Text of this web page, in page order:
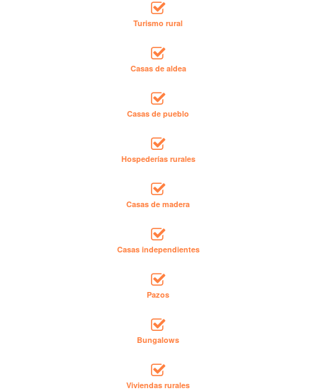
Turismo rural
Casas de aldea
Casas de pueblo
Hospederías rurales
Casas de madera
Casas independientes
Pazos
Bungalows
Viviendas rurales